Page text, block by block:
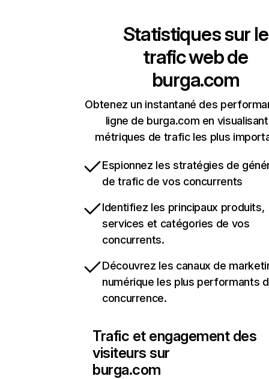
Statistiques sur le
trafic web de
burga.com
Obtenez un instantané des
ligne de burga.com en
métriques de trafic les plus
Espionnez les stratégies de
de trafic de vos concurrents
Identifiez les principaux produits,
services et catégories de vos
concurrents.
Découvrez les canaux de
numérique les plus performants
concurrence.
Trafic et engagement des
visiteurs sur
burga.com